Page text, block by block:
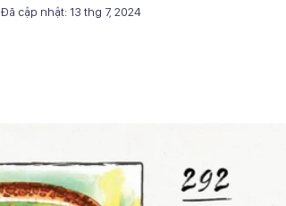
Đã cập nhật:13 thg 7, 2024